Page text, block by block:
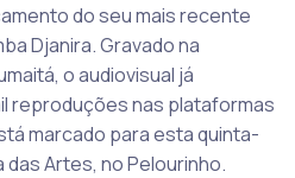
do seu mais recente
Djanira. Gravado na
o audiovisual já
reproduções nas plataformas
marcado para esta quinta-
das Artes, no Pelourinho.